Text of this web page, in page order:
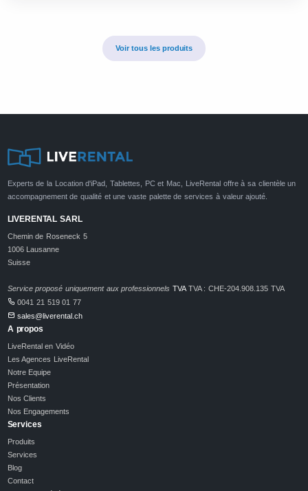
Voir tous les produits
Experts de la Location d'iPad, Tablettes, PC et Mac, LiveRental offre à sa clientèle un
accompagnement de qualité et une vaste palette de services à valeur ajouté.
LIVERENTAL SARL
Chemin de Roseneck 5
1006 Lausanne
Suisse
Service proposé uniquement aux professionnels TVATVA : CHE-204.908.135 TVA
0041 21 519 01 77
sales@liverental.ch
A propos
LiveRental en Vidéo
Les Agences LiveRental
Notre Equipe
Présentation
Nos Clients
Nos Engagements
Services
Produits
Services
Blog
Contact